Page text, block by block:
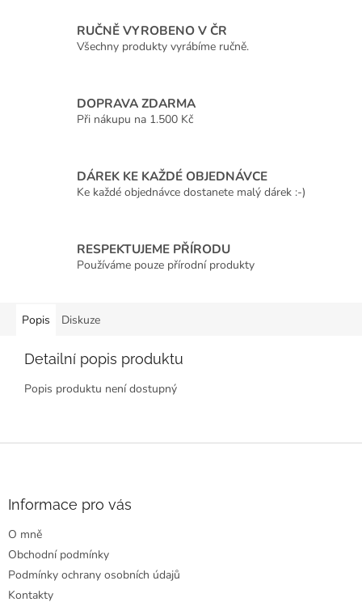
RUČNĚ VYROBENO V ČR
Všechny produkty vyrábíme ručně.
DOPRAVA ZDARMA
Při nákupu na 1.500 Kč
DÁREK KE KAŽDÉ OBJEDNÁVCE
Ke každé objednávce dostanete malý dárek :-)
RESPEKTUJEME PŘÍRODU
Používáme pouze přírodní produkty
Popis Diskuze
Detailní popis produktu
Popis produktu není dostupný
Informace pro vás
O mně
Obchodní podmínky
Podmínky ochrany osobních údajů
Kontakty